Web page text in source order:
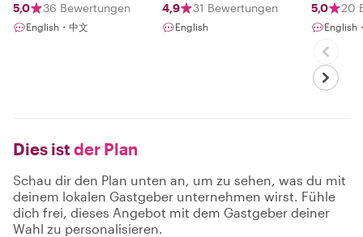
5,0 36 Bewertungen
English・中文
4,9 31 Bewertungen
English
5,0 20
English
Dies ist der Plan
Schau dir den Plan unten an, um zu sehen, was du mit
deinem lokalen Gastgeber unternehmen wirst. Fühle
dich frei, dieses Angebot mit dem Gastgeber deiner
Wahl zu personalisieren.